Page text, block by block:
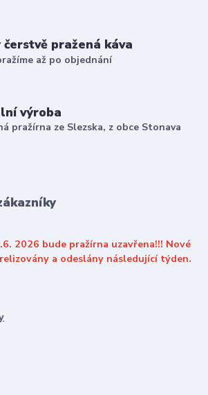
čerstvě pražená káva
až po objednání
výroba
pražírna ze Slezska, z obce Stonava
2026 bude pražírna uzavřena!!! Nové
a odeslány následující týden.